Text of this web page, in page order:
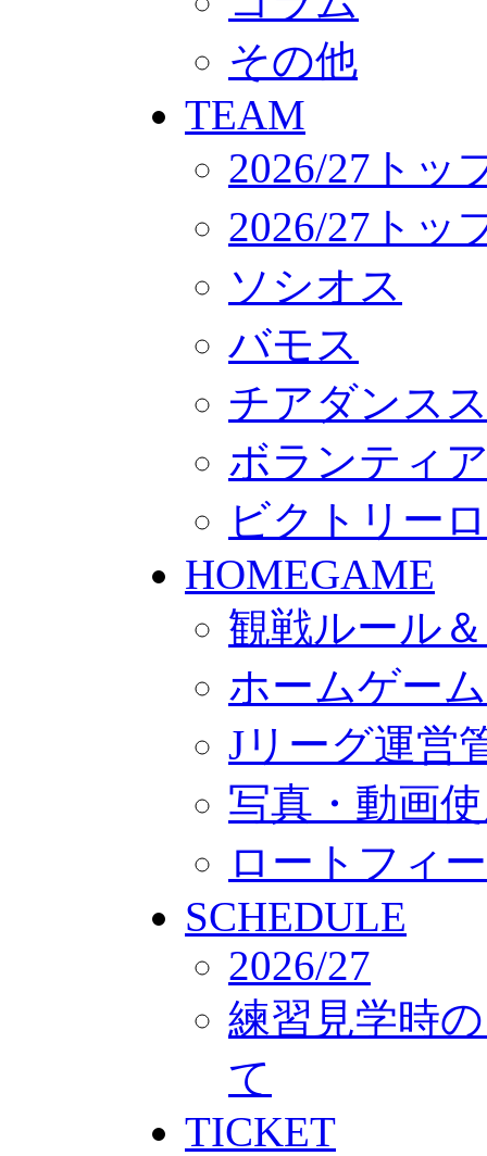
クラブ情報
サステナビリティ
Web制作支援
その他
TEAM
2026/27トッ
2026/27トッ
ソシオス
バモス
チアダンス
ボランティ
ビクトリー
HOMEGAME
観戦ルール
ホームゲー
Jリーグ運営
写真・動画
ロートフィ
SCHEDULE
2026/27
練習見学時
て
TICKET